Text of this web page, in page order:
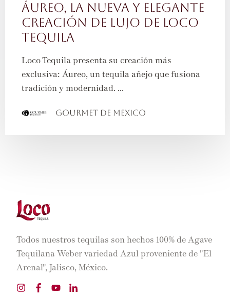
Áureo, la nueva y elegante
creación de lujo de Loco
Tequila
Loco Tequila presenta su creación más
exclusiva: Áureo, un tequila añejo que fusiona
tradición y modernidad. ...
Gourmet de Mexico
Todos nuestros tequilas son hechos 100% de Agave
Tequilana Weber variedad Azul proveniente de "El
Arenal", Jalisco, México.